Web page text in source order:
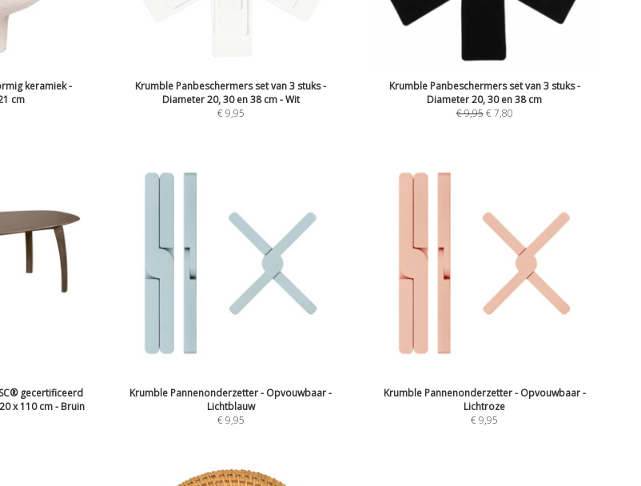
keramiek -
cm
Krumble Panbeschermers set van 3 stuks -
Diameter 20, 30 en 38 cm - Wit
€9,95
Krumble Panbeschermers set van 3 stuks -
Diameter 20, 30 en 38 cm
€9,95€7,80
gecertificeerd
x 110 cm - Bruin
Krumble Pannenonderzetter - Opvouwbaar -
Lichtblauw
€9,95
Krumble Pannenonderzetter - Opvouwbaar -
Lichtroze
€9,95